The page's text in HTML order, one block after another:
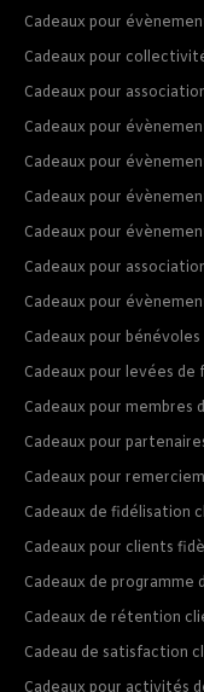
Cadeaux pour
Cadeaux pour
Cadeaux pour
Cadeaux pour
Cadeaux pour
Cadeaux pour
Cadeaux pour
Cadeaux pour
Cadeaux pour
Cadeaux pour bénévoles
Cadeaux pour levées de
Cadeaux pour membres
Cadeaux pour
Cadeaux pour
Cadeaux de fidélisation
Cadeaux pour clients
Cadeaux de programme
Cadeaux de rétention
Cadeau de satisfaction